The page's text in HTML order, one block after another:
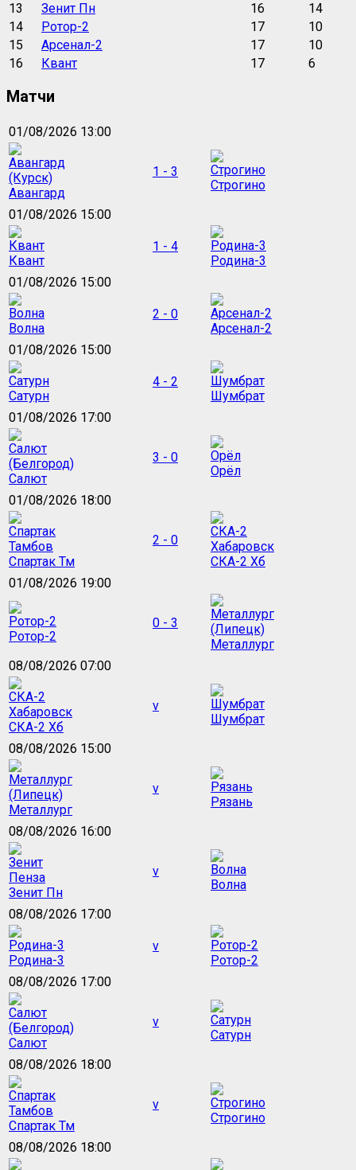
13
Зенит Пн 16
14
14
Ротор-2 17
10
15
Арсенал-2 17
10
16
Квант 17 6
Матчи
01/08/2026 13:00
Авангард
1 - 3
Строгино
01/08/2026 15:00
Квант
1 - 4
Родина-3
01/08/2026 15:00
Волна
2 - 0
Арсенал-2
01/08/2026 15:00
Сатурн
4 - 2
Шумбрат
01/08/2026 17:00
Салют
3 - 0
Орёл
01/08/2026 18:00
Спартак Тм
2 - 0
СКА-2 Хб
01/08/2026 19:00
Ротор-2
0 - 3
Металлург
08/08/2026 07:00
СКА-2 Хб
v
Шумбрат
08/08/2026 15:00
Металлург
v
Рязань
08/08/2026 16:00
Зенит Пн
v
Волна
08/08/2026 17:00
Родина-3
v
Ротор-2
08/08/2026 17:00
Салют
v
Сатурн
08/08/2026 18:00
Спартак Тм
v
Строгино
08/08/2026 18:00